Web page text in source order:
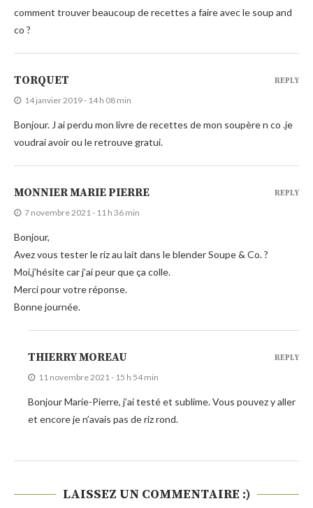
comment trouver beaucoup de recettes a faire avec le soup and
co ?
TORQUET
14 janvier 2019 - 14 h 08 min
Bonjour. J ai perdu mon livre de recettes de mon soupère n co .je
voudrai avoir ou le retrouve gratui.
REPLY
MONNIER MARIE PIERRE
7 novembre 2021 - 11 h 36 min
Bonjour,
Avez vous tester le riz au lait dans le blender Soupe & Co. ?
Moi,j’hésite car j’ai peur que ça colle.
Merci pour votre réponse.
Bonne journée.
REPLY
THIERRY MOREAU
11 novembre 2021 - 15 h 54 min
Bonjour Marie-Pierre, j’ai testé et sublime. Vous pouvez y aller
et encore je n’avais pas de riz rond.
REPLY
LAISSEZ UN COMMENTAIRE :)